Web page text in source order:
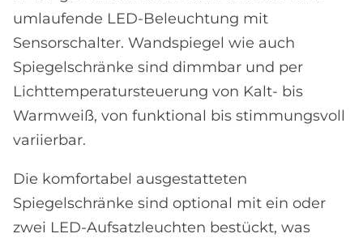
umlaufende LED-Beleuchtung mit
Sensorschalter. Wandspiegel wie auch
Spiegelschränke sind dimmbar und per
Lichttemperatursteuerung von Kalt- bis
Warmweiß, von funktional bis stimmungsvoll
variierbar.
Die komfortabel ausgestatteten
Spiegelschränke sind optional mit ein oder
zwei LED-Aufsatzleuchten bestückt, was